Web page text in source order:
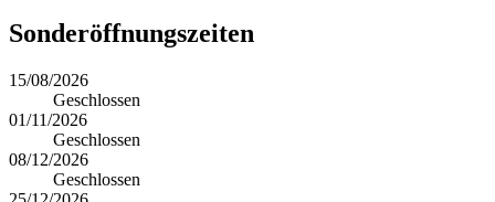
Sonderöffnungszeiten
15/08/2026
Geschlossen
01/11/2026
Geschlossen
08/12/2026
Geschlossen